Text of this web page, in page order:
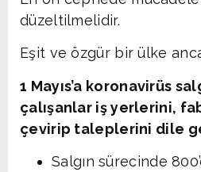
düzeltilmelidir.
Eşit ve özgür bir ülke
1 Mayıs’a koronavirüs
çalışanlar iş yerlerini,
çevirip taleplerini dile
Salgın sürecinde